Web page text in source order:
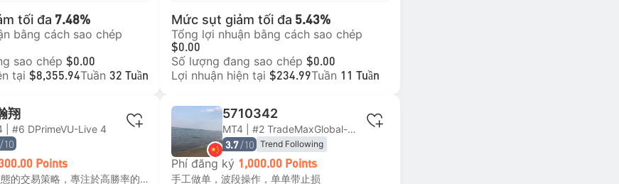
tối đa 7.48%
bằng cách sao chép
sao chép $0.00
tại $8,355.94Tuần 32 Tuần
Mức sụt giảm tối đa 5.43%
Tổng lợi nhuận bằng cách sao chép
$0.00
Số lượng đang sao chép $0.00
Lợi nhuận hiện tại $234.99Tuần 11 Tuần
翔
| #6 DPrimeVU-Live 4
/10
Points
一個基於技術型態的交易策略，專注於高勝率的型態，允許多次進場，而不使用如網格或馬丁格爾等高風險策略 回撤：在三年內最高約30%的回撤，確保風險平衡 月收益：目標平均月收益為3%，強調穩定的表現 最低投資：建議投資1500美元或以上 槓桿：建議使用高槓桿的ECN帳戶，槓桿不超過2倍
5710342
MT4 | #2 TradeMaxGlobal-Live5
3.7 /10 Trend Following
Phí đăng ký 1,000.00 Points
手工做单，波段操作，单单带止损